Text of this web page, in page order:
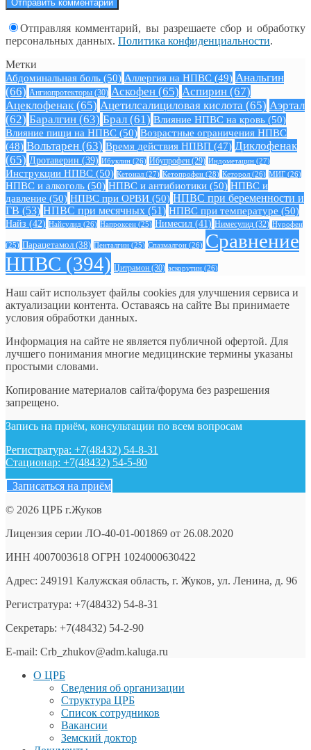
Отправляя комментарий, вы разрешаете сбор и обработку
персональных данных. Политика конфиденциальности.
Метки
Абдоминальная боль (50) Аллергия на НПВС (49) Анальгин
(66) Ангиопротекторы (30) Аскофен (65) Аспирин (67)
Ацеклофенак (65) Ацетилсалициловая кислота (65) Аэртал
(62) Баралгин (63) Брал (61) Влияние НПВС на кровь (50)
Влияние пищи на НПВС (50) Возрастные ограничения НПВС
(48) Вольтарен (63) Время действия НПВП (47) Диклофенак
(65) Дротаверин (39) Ибуклин (26) Ибупрофен (29) Индометацин (27)
Инструкции НПВС (50) Кетонал (27) Кетопрофен (28) Кеторол (26) МИГ (26)
НПВС и алкоголь (50) НПВС и антибиотики (50) НПВС и
давление (50) НПВС при ОРВИ (50) НПВС при беременности и
ГВ (53) НПВС при месячных (51) НПВС при температуре (50)
Найз (42) Найсулид (26) Напроксен (25) Нимесил (41) Нимесулид (32) Нурофен
(25) Парацетамол (38) Пенталгин (25) Спазмалгон (26) Сравнение
НПВС (394) Цитрамон (30) аскорутин (26)
Наш сайт использует файлы cookies для улучшения сервиса и
актуализации контента. Оставаясь на сайте Вы принимаете
условия обработки данных.
Информация на сайте не является публичной офертой. Для
лучшего понимания многие медицинские термины указаны
простыми словами.
Копирование материалов сайта/форума без разрешения
запрещено.
Запись на приём, консультации по всем вопросам
Регистратура: +7(48432) 54-8-31
Стационар: +7(48432) 54-5-80
Записаться на приём
© 2026 ЦРБ г.Жуков
Лицензия серии ЛО-40-01-001869 от 26.08.2020
ИНН 4007003618 ОГРН 1024000630422
Адрес: 249191 Калужская область, г. Жуков, ул. Ленина, д. 96
Регистратура: +7(48432) 54-8-31
Секретарь: +7(48432) 54-2-90
E-mail: Crb_zhukov@adm.kaluga.ru
О ЦРБ
Сведения об организации
Структура ЦРБ
Список сотрудников
Вакансии
Земский доктор